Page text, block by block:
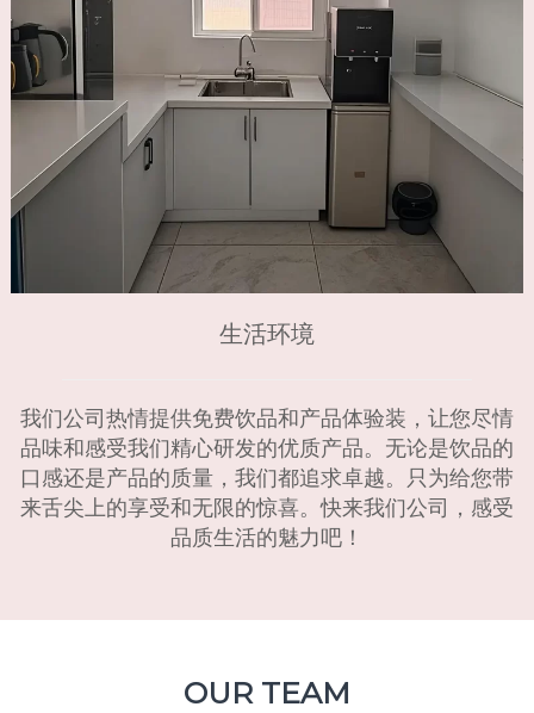
生活环境
我们公司热情提供免费饮品和产品体验装，让您尽情
品味和感受我们精心研发的优质产品。无论是饮品的
口感还是产品的质量，我们都追求卓越。只为给您带
来舌尖上的享受和无限的惊喜。快来我们公司，感受
品质生活的魅力吧！
OUR TEAM